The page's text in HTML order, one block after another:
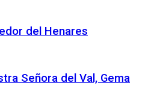
del Henares
Señora del Val, Gema